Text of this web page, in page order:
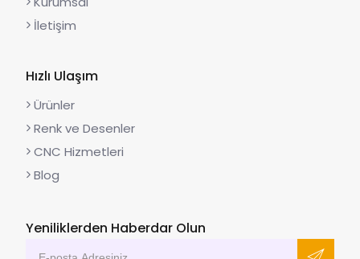
İletişim
Hızlı Ulaşım
Ürünler
Renk ve Desenler
CNC Hizmetleri
Blog
Yeniliklerden Haberdar Olun